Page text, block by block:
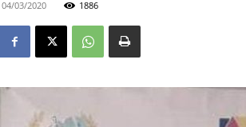
04/03/2020 1886